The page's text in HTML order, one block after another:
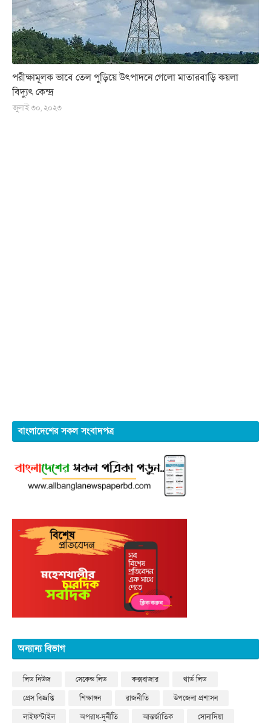
পরীক্ষামূলক ভাবে তেল পুড়িয়ে উৎপাদনে গেলো মাতারবাড়ি কয়লা
বিদ্যুৎ কেন্দ্র
জুলাই ৩০, ২০২৩
বাংলাদেশের সকল সংবাদপত্র
অন্যান্য বিভাগ
লিড নিউজ সেকেন্ড লিড কক্সবাজার
থার্ড লিড
প্রেস বিজ্ঞপ্তি
শিক্ষাঙ্গন রাজনীতি
উপজেলা প্রশাসন
লাইফস্টাইল
অপরাধ-দুর্নীতি আন্তর্জাতিক
সোনাদিয়া